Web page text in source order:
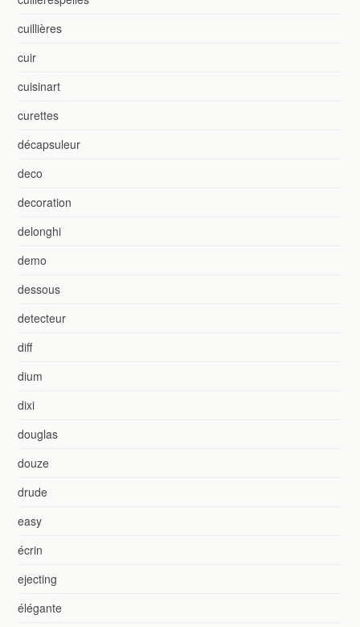
cuillières
cuir
cuisinart
curettes
décapsuleur
deco
decoration
delonghi
demo
dessous
detecteur
diff
dium
dixi
douglas
douze
drude
easy
écrin
ejecting
élégante